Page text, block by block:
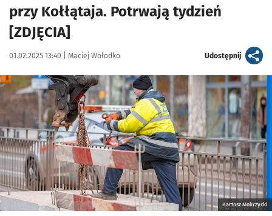
przy Kołłątaja. Potrwają tydzień
[ZDJĘCIA]
Data publikacji:
01.02.2025 13:40 | Autor:
Maciej Wołodko Udostępnijartykuł
Kliknij, aby zobaczyć galerię
Bartosz Mokrzycki